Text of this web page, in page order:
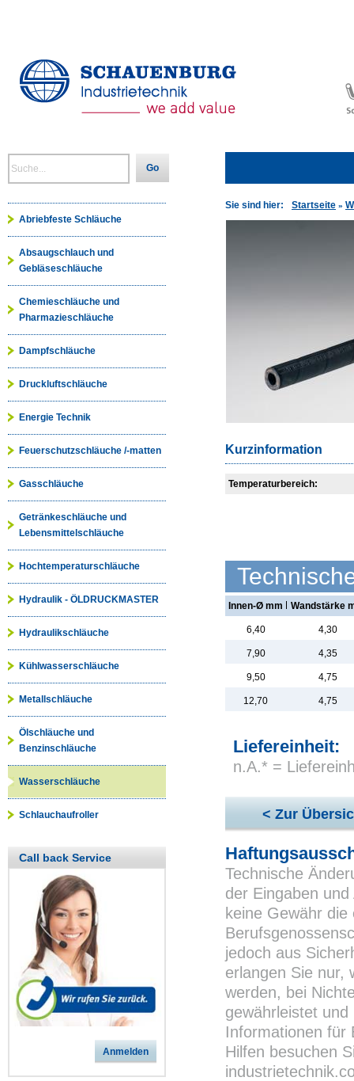
Go
Sie sind hier: Startseite »
Kurzinformation
Temperaturbereich:
Innen-Ø mm Wandstärke
6,40 4,30
7,90 4,35
9,50 4,75
12,70 4,75
Liefereinheit:
n.A.* =
< Zur
Technische
der Eingaben
keine Gewähr
jedoch aus
erlangen Sie nur,
werden, bei
gewährleistet
Informationen für
Hilfen besuchen
Abriebfeste Schläuche
Absaugschlauch und
Gebläseschläuche
Chemieschläuche und
Pharmazieschläuche
Dampfschläuche
Druckluftschläuche
Energie Technik
Feuerschutzschläuche /-matten
Gasschläuche
Getränkeschläuche und
Lebensmittelschläuche
Hochtemperaturschläuche
Hydraulik - ÖLDRUCKMASTER
Hydraulikschläuche
Kühlwasserschläuche
Metallschläuche
Ölschläuche und
Benzinschläuche
Wasserschläuche
Schlauchaufroller
Call back Service
Anmelden